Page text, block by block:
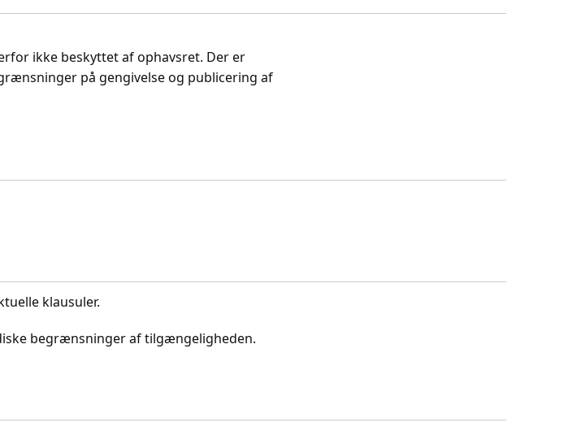
ikke beskyttet af ophavsret. Der er
på gengivelse og publicering af
klausuler.
begrænsninger af tilgængeligheden.